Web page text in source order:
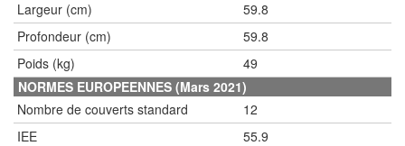
Largeur (cm)
59.8
Profondeur (cm)
59.8
Poids (kg)
49
NORMES EUROPEENNES (Mars 2021)
Nombre de couverts standard
12
IEE
55.9